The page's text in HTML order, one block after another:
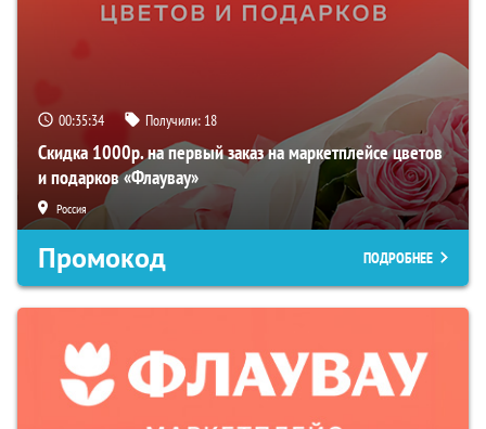
00:35:32 Получили: 18
Скидка 1000р. на первый заказ на маркетплейсе цветов
и подарков «Флаувау»
Россия
Промокод ПОДРОБНЕЕ